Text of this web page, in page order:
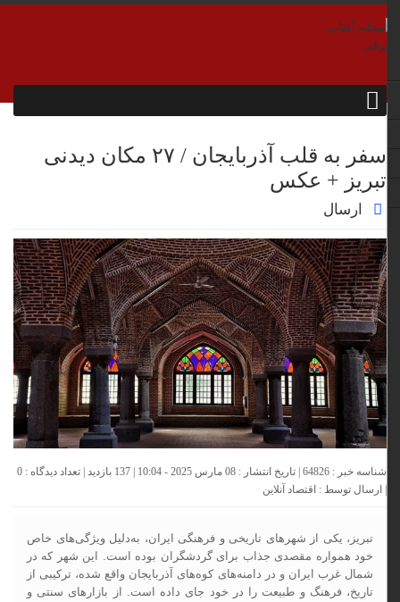
سفر به قلب آذربایجان / ۲۷ مکان دیدنی
تبریز + عکس
ارسال
شناسه خبر : 64826 | تاریخ انتشار : 08 مارس 2025 - 10:04 | 137 بازدید | تعداد دیدگاه :
0
| ارسال توسط :اقتصاد آنلاین
تبریز، یکی از شهرهای تاریخی و فرهنگی ایران، به‌دلیل ویژگی‌های خاص
خود همواره مقصدی جذاب برای گردشگران بوده است. این شهر که در
شمال غرب ایران و در دامنه‌های کوه‌های آذربایجان واقع شده، ترکیبی از
تاریخ، فرهنگ و طبیعت را در خود جای داده است. از بازارهای سنتی و